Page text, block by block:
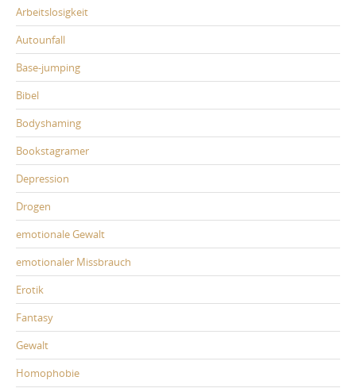
Arbeitslosigkeit
Autounfall
Base-jumping
Bibel
Bodyshaming
Bookstagramer
Depression
Drogen
emotionale Gewalt
emotionaler Missbrauch
Erotik
Fantasy
Gewalt
Homophobie